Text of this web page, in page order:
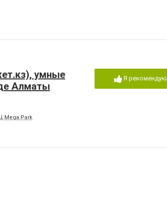
умные
Алматы
Mega Park
Я рекомендую